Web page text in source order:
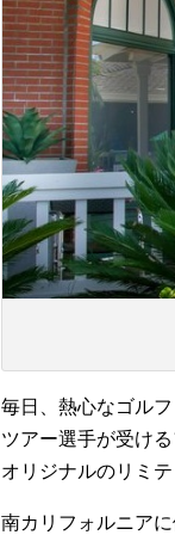
毎日、熱心なゴル
ツアー選手が受け
オリジナルのリミ
南カリフォルニア